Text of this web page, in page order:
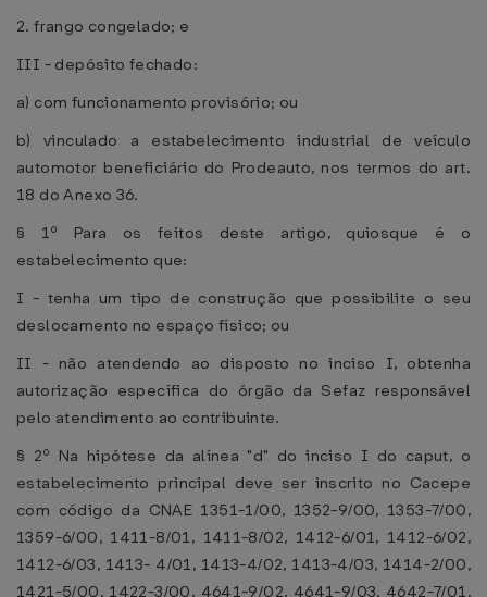
2. frango congelado; e
III - depósito fechado:
a) com funcionamento provisório; ou
b) vinculado a estabelecimento industrial de veículo
automotor beneficiário do Prodeauto, nos termos do art.
18 do Anexo 36.
§ 1º Para os feitos deste artigo, quiosque é o
estabelecimento que:
I - tenha um tipo de construção que possibilite o seu
deslocamento no espaço físico; ou
II - não atendendo ao disposto no inciso I, obtenha
autorização específica do órgão da Sefaz responsável
pelo atendimento ao contribuinte.
§ 2º Na hipótese da alínea "d" do inciso I do caput, o
estabelecimento principal deve ser inscrito no Cacepe
com código da CNAE 1351-1/00, 1352-9/00, 1353-7/00,
1359-6/00, 1411-8/01, 1411-8/02, 1412-6/01, 1412-6/02,
1412-6/03, 1413- 4/01, 1413-4/02, 1413-4/03, 1414-2/00,
1421-5/00, 1422-3/00, 4641-9/02, 4641-9/03, 4642-7/01,